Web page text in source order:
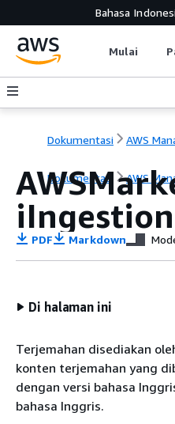
Bahasa
Mulai
Dokumentasi AWS
Dokumentasi AWS
iIngestion
PDF Markdown
Di halaman ini
Terjemahan disediakan
konten terjemahan yang
dengan versi bahasa
bahasa Inggris.